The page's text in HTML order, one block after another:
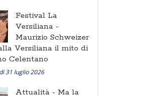
Festival La
Versiliana -
Maurizio Schweizer
Versiliana il mito di
Celentano
31 luglio 2026
Attualità - Ma la